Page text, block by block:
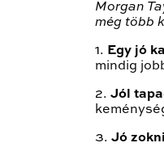
Morgan
még több
1. Egy jó
mindig
2. Jól
3. Jó zokni